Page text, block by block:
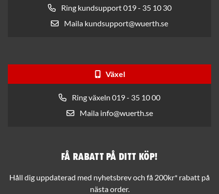
Ring kundsupport 019 - 35 10 30
Maila kundsupport@wuerth.se
Växel
Ring växeln 019 - 35 10 00
Maila info@wuerth.se
Få rabatt på ditt köp!
Håll dig uppdaterad med nyhetsbrev och få 200kr* rabatt på
nästa order.